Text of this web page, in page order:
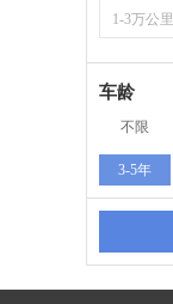
1-3万公里
车龄
不限
3-5年